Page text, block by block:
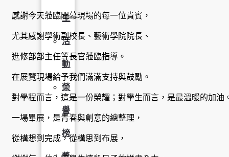
生
活
動
榮
譽
榜
感謝今天蒞臨開幕現場的每一位貴賓，
尤其感謝學術副校長、藝術學院院長、
進修部部主任等長官蒞臨指導。
在展覽現場給予我們滿滿支持與鼓勵。
對學程而言，這是一份榮耀；對學生而言，是最溫暖的加油
一場畢展，是青春與創意的總整理，
從構想到完成，從構思到布展，